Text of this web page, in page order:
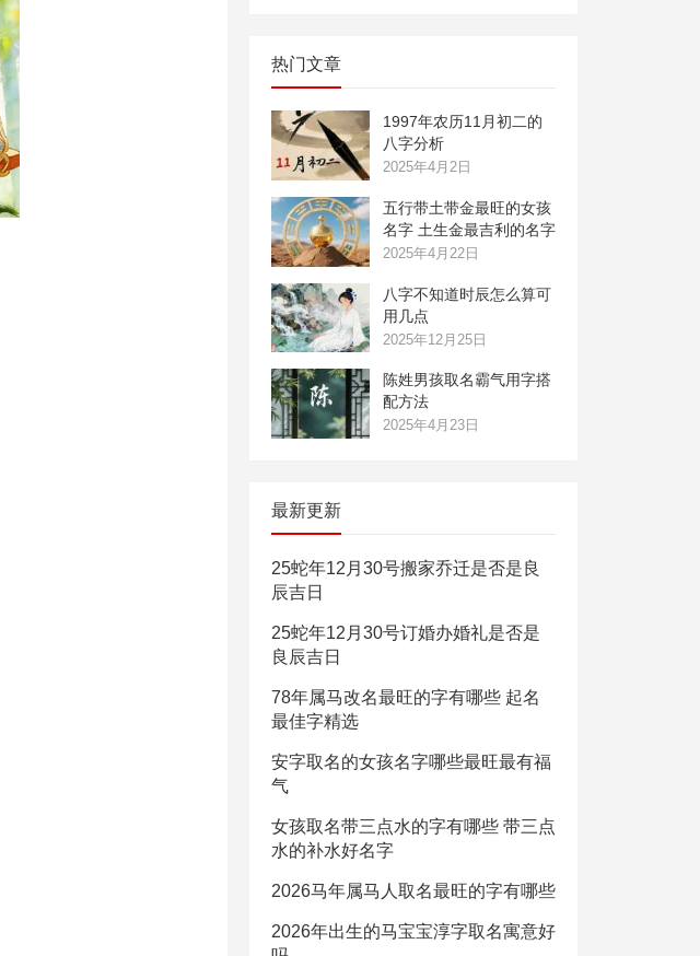
热门文章
1997年农历11月初二的
八字分析
2025年4月2日
五行带土带金最旺的女孩
名字 土生金最吉利的名字
2025年4月22日
八字不知道时辰怎么算可
用几点
2025年12月25日
陈姓男孩取名霸气用字搭
配方法
2025年4月23日
最新更新
25蛇年12月30号搬家乔迁是否是良
辰吉日
25蛇年12月30号订婚办婚礼是否是
良辰吉日
78年属马改名最旺的字有哪些 起名
最佳字精选
安字取名的女孩名字哪些最旺最有福
气
女孩取名带三点水的字有哪些 带三点
水的补水好名字
2026马年属马人取名最旺的字有哪些
2026年出生的马宝宝淳字取名寓意好